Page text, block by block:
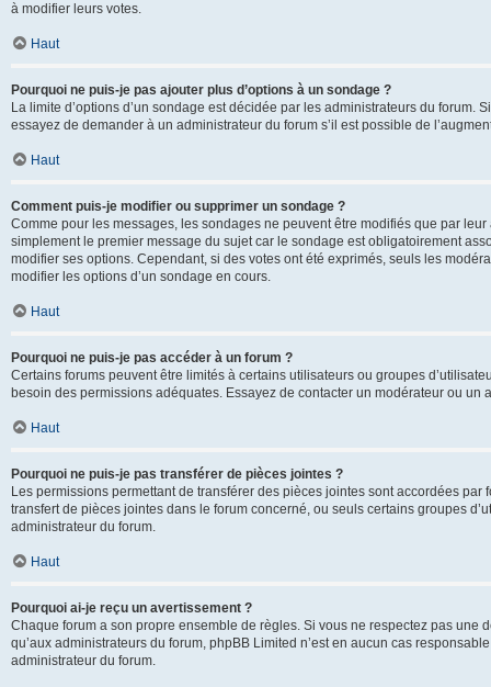
à modifier leurs votes.
Haut
Pourquoi ne puis-je pas ajouter plus d’options à un sondage ?
La limite d’options d’un sondage est décidée par les administrateurs du
essayez de demander à un administrateur du forum s’il est possible de
Haut
Comment puis-je modifier ou supprimer un sondage ?
Comme pour les messages, les sondages ne peuvent être modifiés que par
simplement le premier message du sujet car le sondage est obligatoirement
modifier ses options. Cependant, si des votes ont été exprimés, seuls les
modifier les options d’un sondage en cours.
Haut
Pourquoi ne puis-je pas accéder à un forum ?
Certains forums peuvent être limités à certains utilisateurs ou groupes
besoin des permissions adéquates. Essayez de contacter un modérateur ou
Haut
Pourquoi ne puis-je pas transférer de pièces jointes ?
Les permissions permettant de transférer des pièces jointes sont accordées
transfert de pièces jointes dans le forum concerné, ou seuls certains groupes
administrateur du forum.
Haut
Pourquoi ai-je reçu un avertissement ?
Chaque forum a son propre ensemble de règles. Si vous ne respectez pas une
qu’aux administrateurs du forum, phpBB Limited n’est en aucun cas
administrateur du forum.